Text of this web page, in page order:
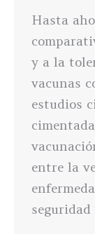
Hasta
y a la
vacunas
estudios
entre la